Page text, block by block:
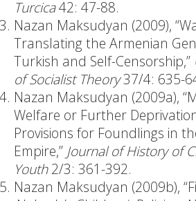
Turcica42: 47-88.
Nazan Maksudyan (2009),
Translating the Armenian
Turkish and Self-Censorship,”
of Socialist Theory37/4: 635-
Nazan Maksudyan (2009a),
Welfare or Further
Provisions for Foundlings in
Empire,” Journal of History of
Youth2/3: 361-392.
Nazan Maksudyan (2009b),